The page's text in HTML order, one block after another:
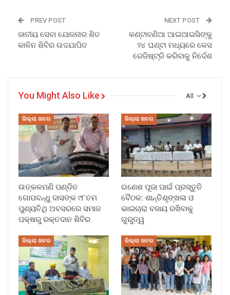
PREV POST
ଜାତୀୟ ସେବା ଯୋଜନାର ଶିତ
କାଳିନ ଶିବିର ଉଦଯାପିତ
NEXT POST
କଣ୍ଟାବଣିଆ ଆଇଆଇସିଙ୍କୁ
୨୪ ଘଣ୍ଟା ମଧ୍ୟରେ କେସ
ରେଜିଷ୍ଟ୍ରି କରିବାକୁ ନିର୍ଦେଶ
All
You Might Also Like
ଜିଲ୍ଲା ଖବର
ଉତ୍କଳମଣି ପଣ୍ଡିତ
ଗୋପବନ୍ଧୁ ଦାସଙ୍କ ୯୮ତମ
ପୁଣ୍ୟତିଥି ଅବସରରେ ସମାଜ
ପକ୍ଷରୁ ରକ୍ତଦାନ ଶିବିର
ଜିଲ୍ଲା ଖବର
ଗଣେଶ ପୂଜା ପାଇଁ ପ୍ରସ୍ତୁତି
ବୈଠକ: ଶାନ୍ତିଶୃଙ୍ଖଳା ଓ
ଭାଇଚାରା ବଜାୟ ରଖିବାକୁ
ଗୁରୁତ୍ୱ
ଜିଲ୍ଲା ଖବର ଜିଲ୍ଲା ଖବର